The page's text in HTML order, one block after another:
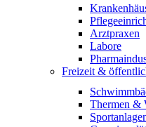
Arztpraxen
Labore
Freizeit &
Thermen &